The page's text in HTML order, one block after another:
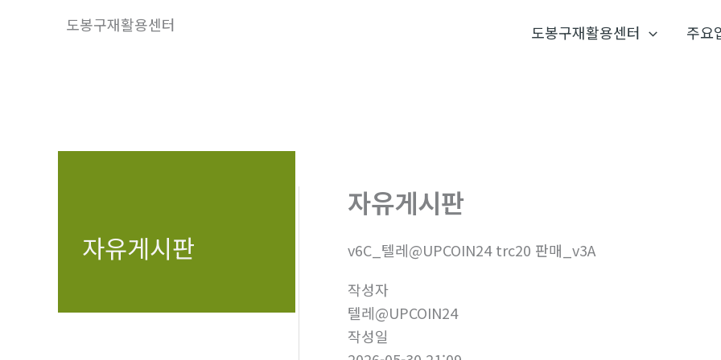
도봉구재활용센터 도봉구재활용센터 주요
자유게시판
자유게시판
v6C_텔레@UPCOIN24 trc20 판매_v3A
작성자
텔레@UPCOIN24
작성일